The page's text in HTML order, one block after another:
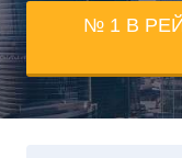
№ 1 В